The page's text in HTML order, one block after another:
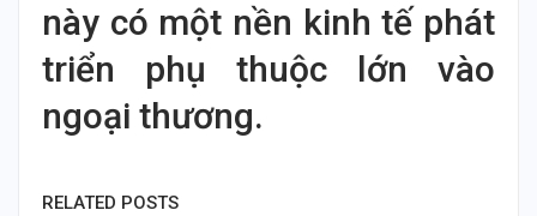
này có một nền kinh tế phát
triển phụ thuộc lớn vào
ngoại thương.
RELATED POSTS